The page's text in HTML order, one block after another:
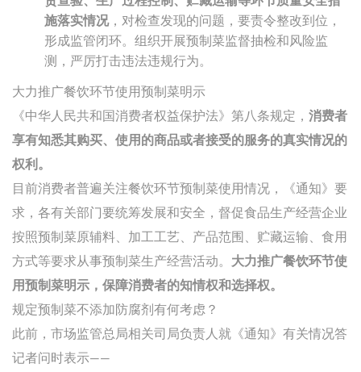
施落实情况，对检查发现的问题，要责令整改到位，
形成监管闭环。组织开展预制菜监督抽检和风险监
测，严厉打击违法违规行为。
大力推广餐饮环节使用预制菜明示
《中华人民共和国消费者权益保护法》第八条规定， 消费者
享有知悉其购买、使用的商品或者接受的服务的真实情况的
权利。
目前消费者普遍关注餐饮环节预制菜使用情况，《通知》要
求，各有关部门要统筹发展和安全，督促食品生产经营企业
按照预制菜原辅料、加工工艺、产品范围、贮藏运输、食用
方式等要求从事预制菜生产经营活动。 大力推广餐饮环节使
用预制菜明示，保障消费者的知情权和选择权。
规定预制菜不添加防腐剂有何考虑？
此前，市场监管总局相关司局负责人就《通知》有关情况答
记者问时表示——